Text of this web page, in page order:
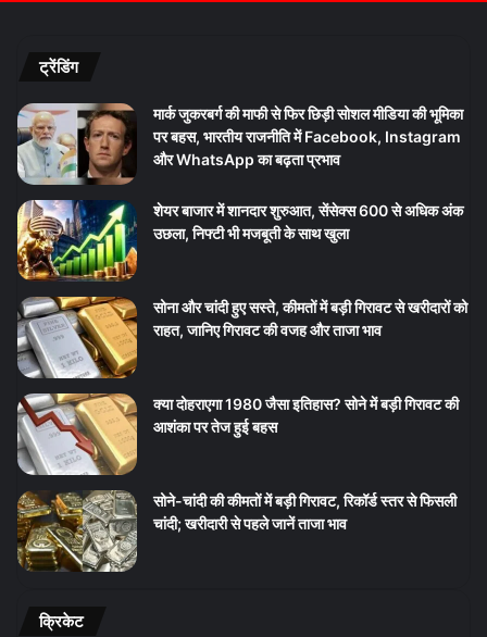
ट्रेंडिंग
मार्क जुकरबर्ग की माफी से फिर छिड़ी सोशल मीडिया की भूमिका
पर बहस, भारतीय राजनीति में Facebook, Instagram
और WhatsApp का बढ़ता प्रभाव
शेयर बाजार में शानदार शुरुआत, सेंसेक्स 600 से अधिक अंक
उछला, निफ्टी भी मजबूती के साथ खुला
सोना और चांदी हुए सस्ते, कीमतों में बड़ी गिरावट से खरीदारों को
राहत, जानिए गिरावट की वजह और ताजा भाव
क्या दोहराएगा 1980 जैसा इतिहास? सोने में बड़ी गिरावट की
आशंका पर तेज हुई बहस
सोने-चांदी की कीमतों में बड़ी गिरावट, रिकॉर्ड स्तर से फिसली
चांदी; खरीदारी से पहले जानें ताजा भाव
क्रिकेट